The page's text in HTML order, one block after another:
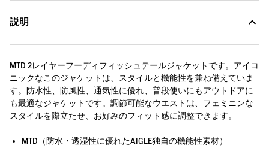
説明
MTD 2レイヤーフーディフィッシュテールジャケットです。アイコ
ニックなこのジャケットは、スタイルと機能性を兼ね備えていま
す。防水性、防風性、通気性に優れ、普段使いにもアウトドアに
も最適なジャケットです。調節可能なウエストは、フェミニンな
スタイルを際立たせ、お好みのフィット感に調整できます。
MTD（防水・透湿性に優れたAIGLE独自の機能性素材）